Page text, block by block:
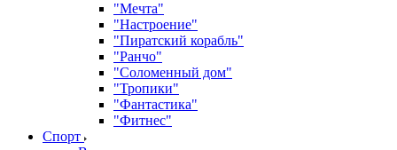
"Мечта"
"Настроение"
"Пиратский корабль"
"Ранчо"
"Соломенный дом"
"Тропики"
"Фантастика"
"Фитнес"
Спорт